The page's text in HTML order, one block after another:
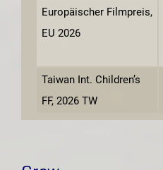
Europäischer Filmpreis,
EU 2026
Taiwan Int. Children’s
FF, 2026 TW